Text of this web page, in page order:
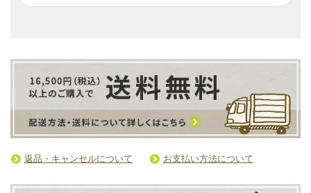
返品・キャンセルについて お支払い方法について